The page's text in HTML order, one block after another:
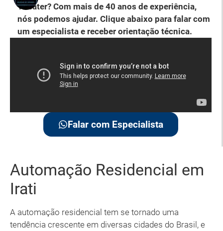
Theater? Com mais de 40 anos de experiência,
nós podemos ajudar. Clique abaixo para falar com
um especialista e receber orientação técnica.
Falar com Especialista
Automação Residencial em
Irati
A automação residencial tem se tornado uma
tendência crescente em diversas cidades do Brasil, e